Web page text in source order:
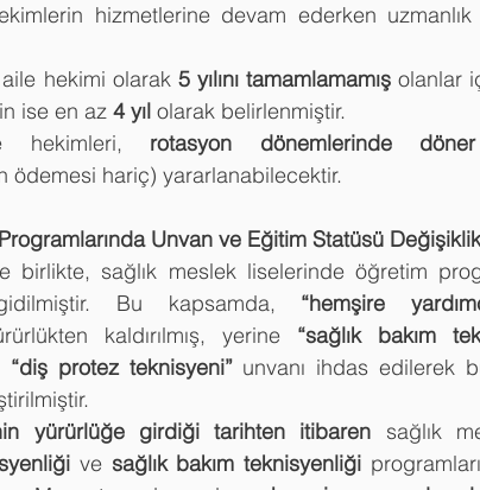
hizmetlerine devam ederken uzmanlık
hekimi olarak 5 yılını tamamlamamış olanlar
ise en az 4 yıl olarak belirlenmiştir.
hekimleri, rotasyon dönemlerinde
ödemesi hariç) yararlanabilecektir.
Unvan ve Eğitim Statüsü
birlikte, sağlık meslek liselerinde öğretim
Bu kapsamda, “hemşire
kaldırılmış, yerine “sağlık bakım
“diş protez teknisyeni” unvanı ihdas edilerek
yürürlüğe girdiği tarihten itibaren sağlık
ve sağlık bakım teknisyenliği